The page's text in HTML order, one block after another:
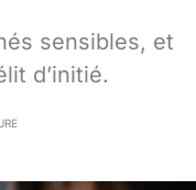
sensibles, et
d’initié.